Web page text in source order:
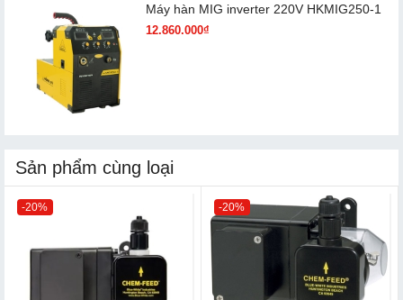
Máy hàn MIG inverter 220V HKMIG250-1
12.860.000₫
Sản phẩm cùng loại
-20% -20%